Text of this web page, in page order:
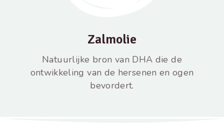
Zalmolie
Natuurlijke bron van DHA die de
ontwikkeling van de hersenen en ogen
bevordert.